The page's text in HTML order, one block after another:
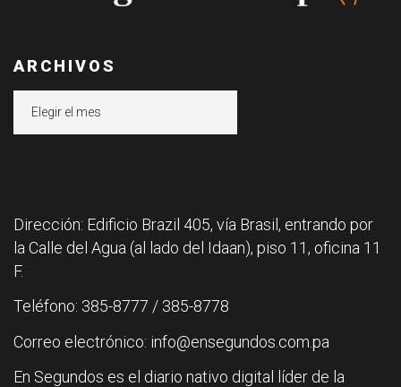
ARCHIVOS
Dirección: Edificio Brazil 405, vía Brasil, entrando por
la Calle del Agua (al lado del Idaan), piso 11, oficina 11
F.
Teléfono: 385-8777 / 385-8778
Correo electrónico: info@ensegundos.com.pa
En Segundos es el diario nativo digital líder de la